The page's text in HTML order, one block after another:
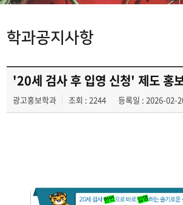
학과공지사항
'20세 검사 후 입영 신청' 제도 홍
광고홍보학과 조회 : 2244 등록일 : 2026-02-